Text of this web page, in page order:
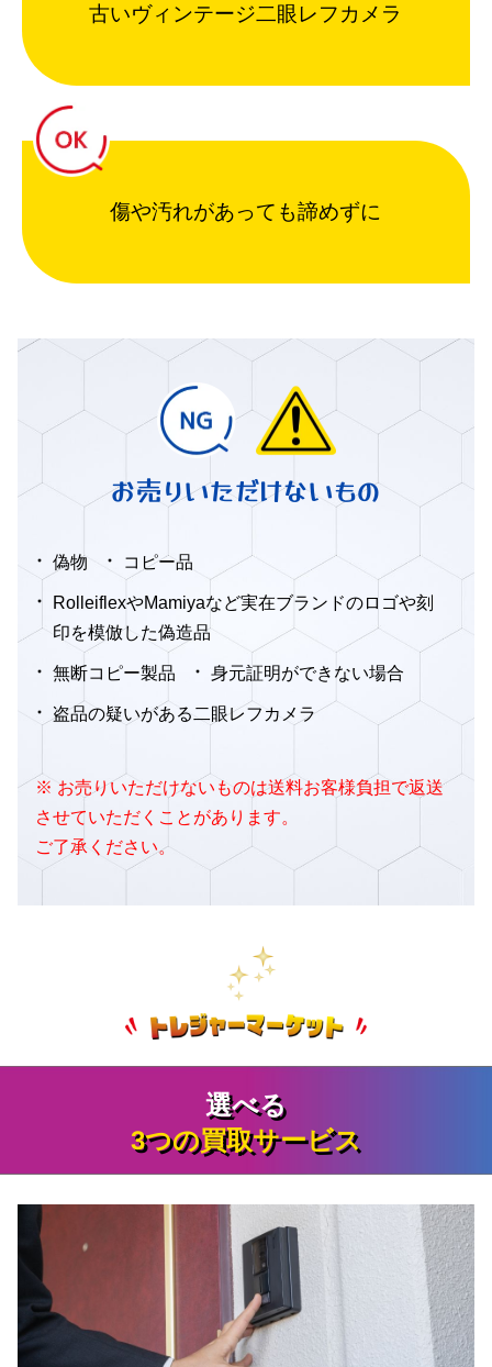
古いヴィンテージ二眼レフカメラ
傷や汚れがあっても諦めずに
お売りいただけないもの
偽物 コピー品
RolleiflexやMamiyaなど実在ブランドのロゴや刻
印を模倣した偽造品
無断コピー製品 身元証明ができない場合
盗品の疑いがある二眼レフカメラ
※ お売りいただけないものは送料お客様負担で返送
させていただくことがあります。
ご了承ください。
選べる
3つの買取サービス